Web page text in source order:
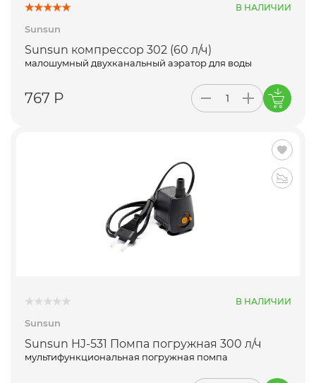
В НАЛИЧИИ
Sunsun
Sunsun компрессор 302 (60 л/ч)
малошумный двухканальный аэратор для воды
767 Р
В НАЛИЧИИ
Sunsun
Sunsun HJ-531 Помпа погружная 300 л/ч
мультифункциональная погружная помпа